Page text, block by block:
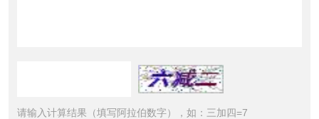
请输入计算结果（填写阿拉伯数字），如：三加四=7